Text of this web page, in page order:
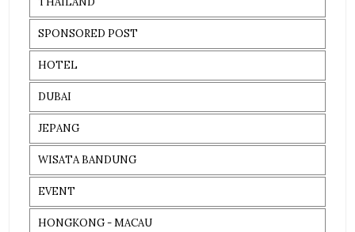
SPONSORED POST
HOTEL
DUBAI
JEPANG
WISATA BANDUNG
EVENT
HONGKONG - MACAU